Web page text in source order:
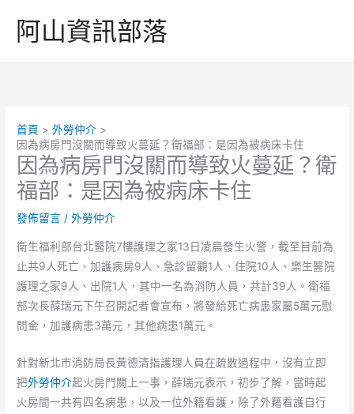
阿山資訊部落
首頁
外勞仲介
因為病房門沒關而導致火蔓延？衛福部：是因為被病床卡住
因為病房門沒關而導致火蔓延？衛
福部：是因為被病床卡住
發佈留言 /外勞仲介
衛生福利部台北醫院7樓護理之家13日凌晨發生火警，截至目前為
止共9人死亡、加護病房9人、急診留觀1人、住院10人、樂生醫院
護理之家9人、出院1人，其中一名為消防人員，共計39人。衛福
部次長薛瑞元下午召開記者會宣布，將發給死亡病患家屬5萬元慰
問金，加護病患3萬元，其他病患1萬元。
針對新北市消防局長黃德清指護理人員在疏散過程中，沒有立即
把外勞仲介起火房門關上一事，薛瑞元表示，初步了解，當時起
火房間一共有四名病患，以及一位外籍看護，除了外籍看護自行